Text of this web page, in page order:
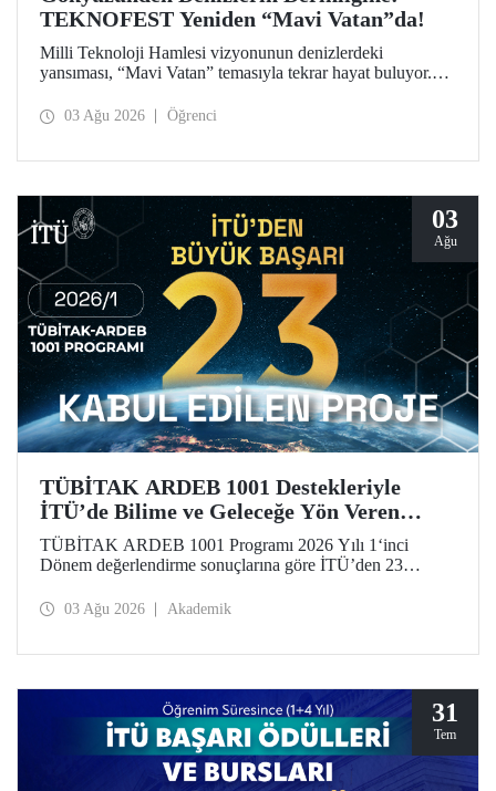
TEKNOFEST Yeniden “Mavi Vatan”da!
Milli Teknoloji Hamlesi vizyonunun denizlerdeki
yansıması, “Mavi Vatan” temasıyla tekrar hayat buluyor.
tarihlerinde Gölcük Tersanesi Komutanlığı’nda
03 Ağu 2026 Öğrenci
03
Ağu
TÜBİTAK ARDEB 1001 Destekleriyle
İTÜ’de Bilime ve Geleceğe Yön Veren
Başarı
TÜBİTAK ARDEB 1001 Programı 2026 Yılı 1‘inci
Dönem değerlendirme sonuçlarına göre İTÜ’den 23
03 Ağu 2026 Akademik
31
Tem